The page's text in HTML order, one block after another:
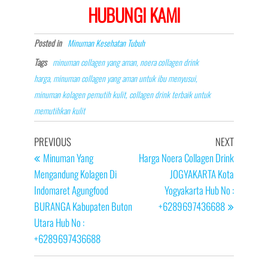
HUBUNGI KAMI
Posted in Minuman Kesehatan Tubuh
Tags minuman collagen yang aman, noera collagen drink
harga, minuman collagen yang aman untuk ibu menyusui,
minuman kolagen pemutih kulit, collagen drink terbaik untuk
memutihkan kulit
Post
navigation
Previous
Post
PREVIOUS
Minuman Yang
Mengandung Kolagen Di
Indomaret Agungfood
BURANGA Kabupaten Buton
Utara Hub No :
+6289697436688
Next
Post
NEXT
Harga Noera Collagen Drink
JOGYAKARTA Kota
Yogyakarta Hub No :
+6289697436688